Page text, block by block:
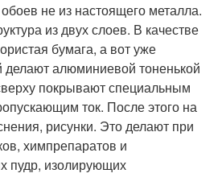
не из настоящего металла.
из двух слоев. В качестве
бумага, а вот уже
делают алюминиевой тоненькой
покрывают специальным
ток. После этого на
рисунки. Это делают при
химпрепаратов и
пудр, изолирующих